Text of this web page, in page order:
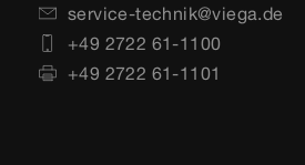
service-technik@viega.de
+49 2722 61-1100
+49 2722 61-1101